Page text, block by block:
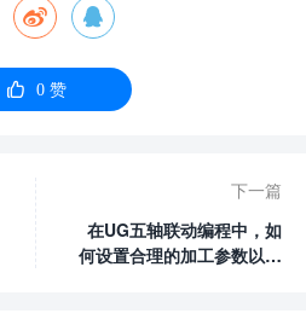
 
 0赞
下一篇
在UG五轴联动编程中，如
何设置合理的加工参数以确